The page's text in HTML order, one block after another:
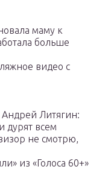
маму к
больше
видео с
Литягин:
дурят всем
не смотрю,
из «Голоса 60+»